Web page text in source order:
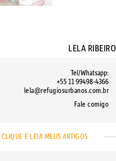
LELA RIBEIRO
Tel/Whatsapp:
+55 11 99498-4366
lela@refugiosurbanos.com.br
Fale comigo
CLIQUE E LEIA MEUS ARTIGOS